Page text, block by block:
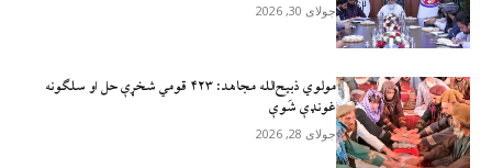
جولای 30, 2026
مولوي ذبيح‌الله مجاهد: ۴۲۳ قومي شخړې حل او سلګونه
غونډې شَوې
جولای 28, 2026